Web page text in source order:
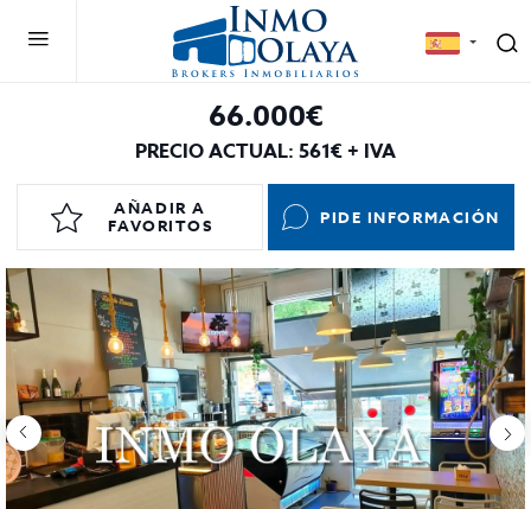
66.000€
PRECIO ACTUAL: 561€ + IVA
AÑADIR A
FAVORITOS
PIDE INFORMACIÓN